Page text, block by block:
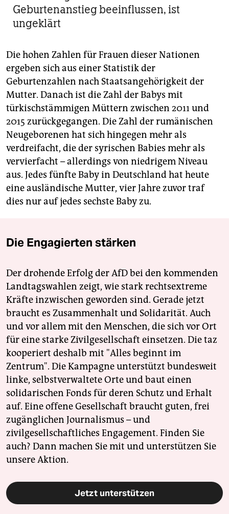
Geburtenanstieg beeinflussen, ist
ungeklärt
Die hohen Zahlen für Frauen dieser Nationen
ergeben sich aus einer Statistik der
Geburtenzahlen nach Staatsangehörigkeit der
Mutter. Danach ist die Zahl der Babys mit
türkischstämmigen Müttern zwischen 2011 und
2015 zurückgegangen. Die Zahl der rumänischen
Neugeborenen hat sich hingegen mehr als
verdreifacht, die der syrischen Babies mehr als
vervierfacht – allerdings von niedrigem Niveau
aus. Jedes fünfte Baby in Deutschland hat heute
eine ausländische Mutter, vier Jahre zuvor traf
dies nur auf jedes sechste Baby zu.
Die Engagierten stärken
Der drohende Erfolg der AfD bei den kommenden
Landtagswahlen zeigt, wie stark rechtsextreme
Kräfte inzwischen geworden sind. Gerade jetzt
braucht es Zusammenhalt und Solidarität. Auch
und vor allem mit den Menschen, die sich vor Ort
für eine starke Zivilgesellschaft einsetzen. Die taz
kooperiert deshalb mit "Alles beginnt im
Zentrum". Die Kampagne unterstützt bundesweit
linke, selbstverwaltete Orte und baut einen
solidarischen Fonds für deren Schutz und Erhalt
auf. Eine offene Gesellschaft braucht guten, frei
zugänglichen Journalismus – und
zivilgesellschaftliches Engagement. Finden Sie
auch? Dann machen Sie mit und unterstützen Sie
unsere Aktion.
Jetzt unterstützen